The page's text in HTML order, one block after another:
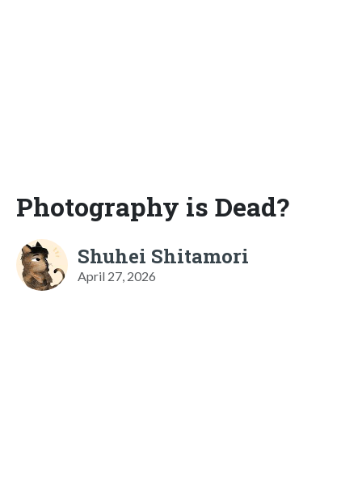
Photography is Dead?
Shuhei Shitamori
April 27, 2026